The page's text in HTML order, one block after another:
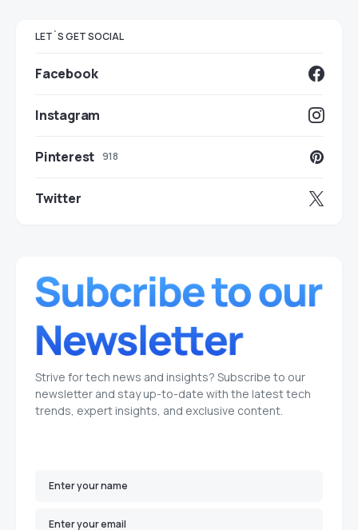
LET`S GET SOCIAL
Facebook
Instagram
Pinterest 918
Twitter
Strive for tech news and insights? Subscribe to our
newsletter and stay up-to-date with the latest tech
trends, expert insights, and exclusive content.